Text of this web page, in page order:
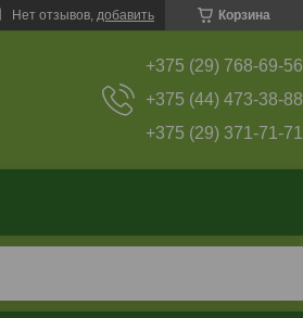
Корзина
Нет отзывов, добавить
+375 (29) 768-69-56
+375 (44) 473-38-88
+375 (29) 371-71-71